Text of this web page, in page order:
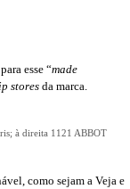
esse “made
storesda marca.
à direita 1121 ABBOT
como sejam a Veja e